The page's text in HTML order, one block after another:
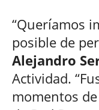
“Queríamos
posible de
Alejandro
Actividad.
momentos